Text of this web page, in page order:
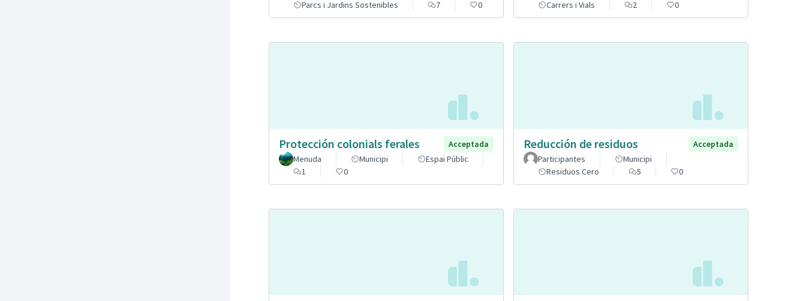
Parcs i Jardins Sostenibles
7 0
Carrers i Vials
2 0
Protección colonials ferales
Acceptada
Menuda
Municipi
Espai Públic
1
0
Reducción de residuos
Acceptada
Participantes
Municipi
Residuos Cero
5 0